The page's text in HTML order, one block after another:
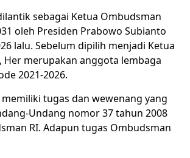
sebagai Ketua Ombudsman
oleh Presiden Prabowo Subianto
lalu. Sebelum dipilih menjadi Ketua
, Her merupakan anggota lembaga
2021-2026.
tugas dan wewenang yang
Undang nomor 37 tahun 2008
RI. Adapun tugas Ombudsman